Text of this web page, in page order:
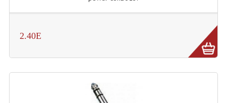
Enceinte Nomade Bluetooth
Enceintes Autonomes Portables Amplifiées
2.40E